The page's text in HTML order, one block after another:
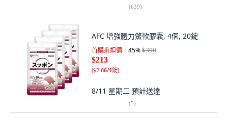
(639)
AFC 增強體力鱉軟膠囊, 4個, 20錠
首購折扣價 45%$390
$213
($2.66/1錠)
8/11 星期二 預計送達
(5)